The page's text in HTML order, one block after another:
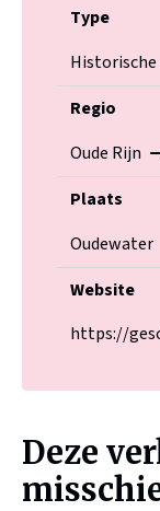
Type
Regio
Oude Rijn
Plaats
Oudewater
Website
https://
Deze